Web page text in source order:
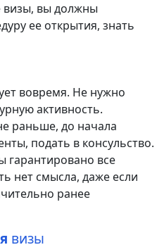
визы, вы должны
ее открытия, знать
вовремя. Не нужно
активность.
раньше, до начала
, подать в консульство.
гарантировано все
нет смысла, даже если
ранее
визы